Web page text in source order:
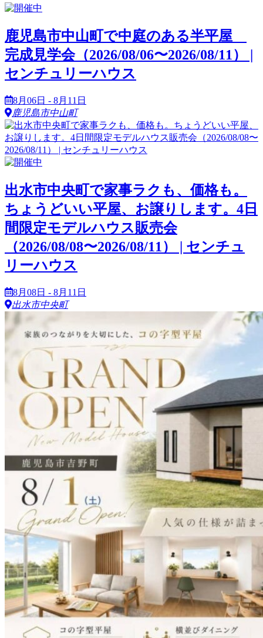
鹿児島市中山町で中庭のある半平屋
完成見学会（2026/08/06〜2026/08/11） |
センチュリーハウス
8月06日 - 8月11日
鹿児島市中山町
出水市中央町で家事ラクも、価格も。
ちょうどいい平屋、お譲りします。4日
間限定モデルハウス販売会
（2026/08/08〜2026/08/11） | センチュ
リーハウス
8月08日 - 8月11日
出水市中央町